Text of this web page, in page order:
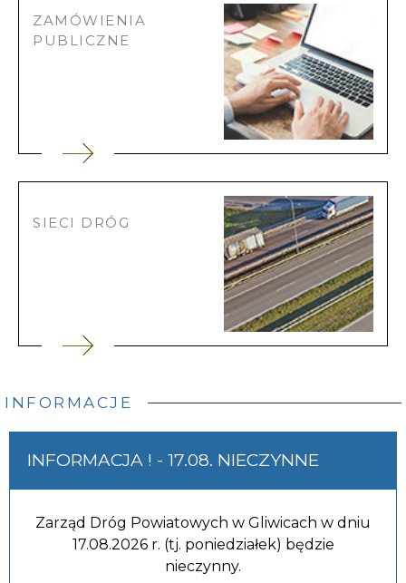
ZAMÓWIENIA
PUBLICZNE
SIECI DRÓG
INFORMACJE
INFORMACJA ! - 17.08. NIECZYNNE
Zarząd Dróg Powiatowych w Gliwicach w dniu
17.08.2026 r. (tj. poniedziałek) będzie
nieczynny.